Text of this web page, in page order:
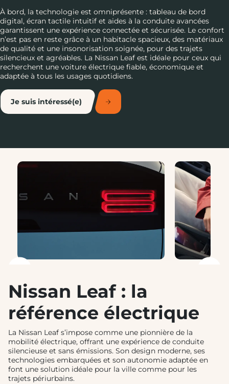
À bord, la technologie est omniprésente : tableau de bord
digital, écran tactile intuitif et aides à la conduite avancées
garantissent une expérience connectée et sécurisée. Le confort
n’est pas en reste grâce à un habitacle spacieux, des matériaux
de qualité et une insonorisation soignée, pour des trajets
silencieux et agréables. La Nissan Leaf est idéale pour ceux qui
recherchent une voiture électrique fiable, économique et
adaptée à tous les usages quotidiens.
Je suis intéressé(e)
Nissan Leaf : la
référence électrique
La Nissan Leaf s’impose comme une pionnière de la
mobilité électrique, offrant une expérience de conduite
silencieuse et sans émissions. Son design moderne, ses
technologies embarquées et son autonomie adaptée en
font une solution idéale pour la ville comme pour les
trajets périurbains.